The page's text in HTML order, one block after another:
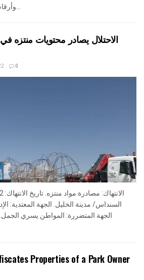
الاحتلال يصادر محتويات
0
السنداس/ مدينة الخليل. الجهة المعتدية:
الجهة المتضررة: المواطن يسري
Properties of a Park Owner